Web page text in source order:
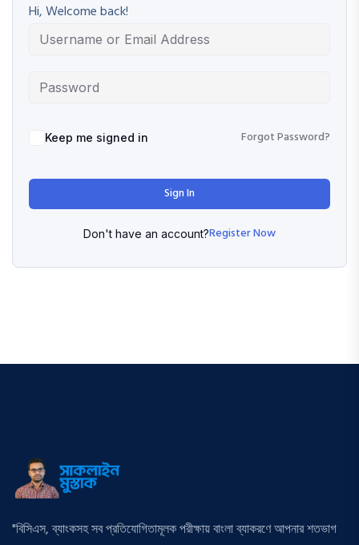
Hi, Welcome back!
Keep me signed in Forgot Password?
Sign In
Don't have an account?Register Now
"বিসিএস, ব্যাংকসহ সব প্রতিযোগিতামূলক পরীক্ষায় বাংলা ব্যাকরণে আপনার শতভাগ